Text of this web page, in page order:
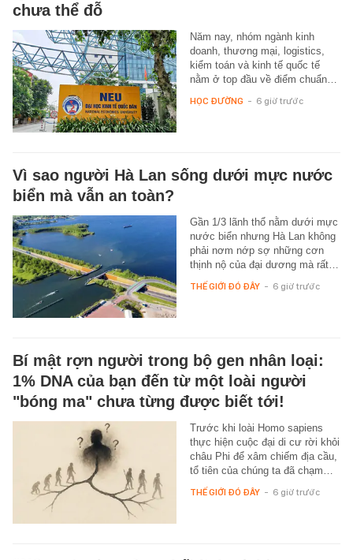
chưa thể đỗ
Năm nay, nhóm ngành kinh
doanh, thương mại, logistics,
kiểm toán và kinh tế quốc tế
nằm ở top đầu về điểm chuẩn…
HỌC ĐƯỜNG - 6 giờ trước
Vì sao người Hà Lan sống dưới mực nước
biển mà vẫn an toàn?
Gần 1/3 lãnh thổ nằm dưới mực
nước biển nhưng Hà Lan không
phải nơm nớp sợ những cơn
thịnh nộ của đại dương mà rất…
THẾ GIỚI ĐÓ ĐÂY - 6 giờ trước
Bí mật rợn người trong bộ gen nhân loại:
1% DNA của bạn đến từ một loài người
"bóng ma" chưa từng được biết tới!
Trước khi loài Homo sapiens
thực hiện cuộc đại di cư rời khỏi
châu Phi để xâm chiếm địa cầu,
tổ tiên của chúng ta đã chạm…
THẾ GIỚI ĐÓ ĐÂY - 6 giờ trước